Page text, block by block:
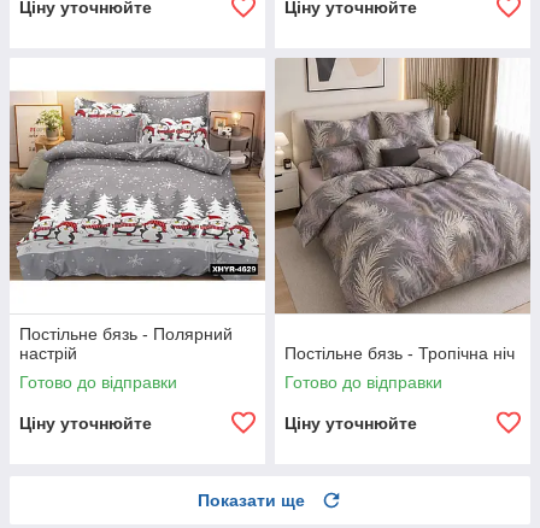
Ціну уточнюйте Ціну уточнюйте
Постільне бязь - Полярний
настрій
Готово до відправки
Ціну уточнюйте
Постільне бязь - Тропічна ніч
Готово до відправки
Ціну уточнюйте
Показати ще